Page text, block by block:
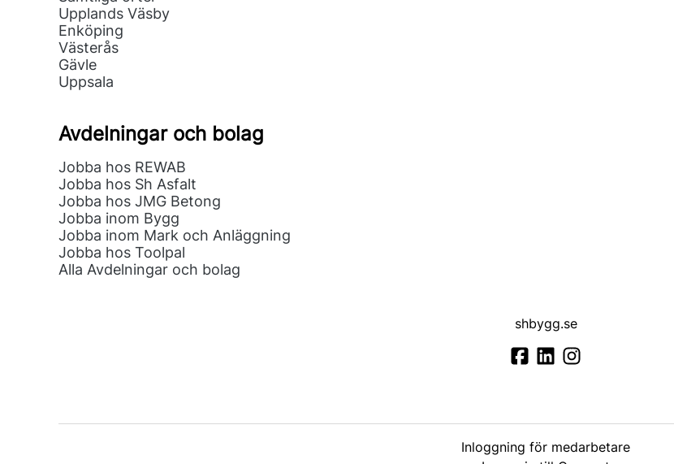
Upplands Väsby
Enköping
Västerås
Gävle
Uppsala
Avdelningar och bolag
Jobba hos REWAB
Jobba hos Sh Asfalt
Jobba hos JMG Betong
Jobba inom Bygg
Jobba inom Mark och Anläggning
Jobba hos Toolpal
Alla Avdelningar och bolag
shbygg.se
Inloggning för medarbetare